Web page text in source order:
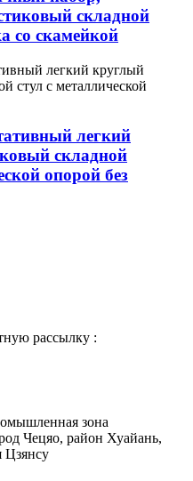
складной
со скамейкой
легкий
складной
опорой без
рассылку :
зона
Чецяо, район Хуайань,
Цзянсу